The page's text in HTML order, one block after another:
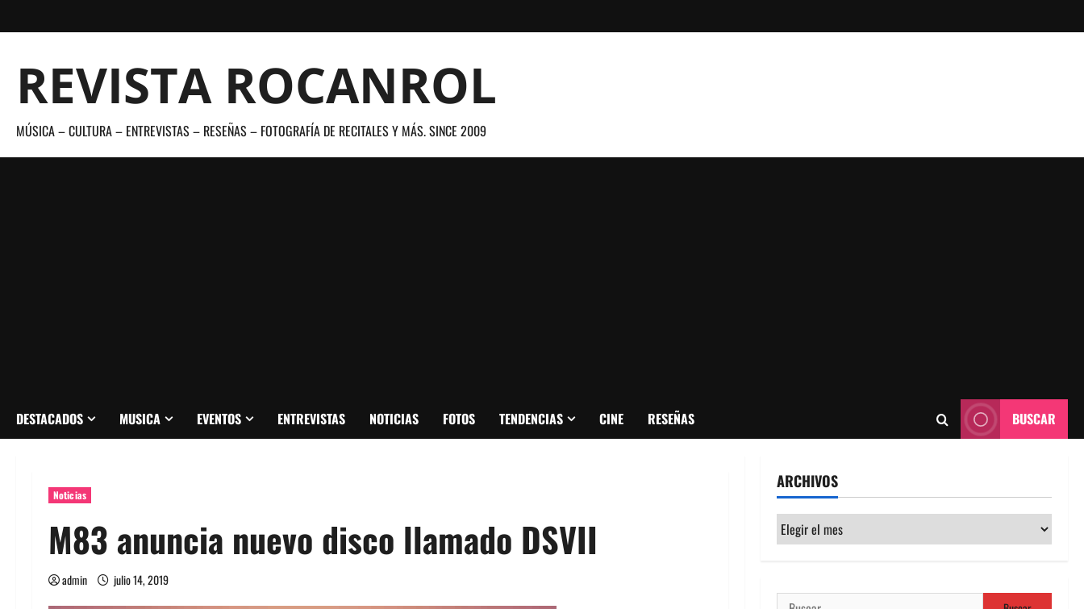
al
REVISTA ROCANROL
MÚSICA – CULTURA – ENTREVISTAS – RESEÑAS – FOTOGRAFÍA DE RECITALES Y MÁS. SINCE 2009
DESTACADOS MUSICA EVENTOS ENTREVISTAS NOTICIAS FOTOS TENDENCIAS CINE RESEÑAS BUSCAR
Noticias
M83 anuncia nuevo disco llamado DSVII
admin julio 14, 2019
ARCHIVOS
Archivos
Buscar: